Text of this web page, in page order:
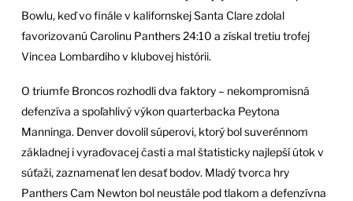
Bowlu, keď vo finále v kalifornskej Santa Clare zdolal
favorizovanú Carolinu Panthers 24:10 a získal tretiu trofej
Vincea Lombardiho v klubovej histórii.
O triumfe Broncos rozhodli dva faktory – nekompromisná
defenzíva a spoľahlivý výkon quarterbacka Peytona
Manninga. Denver dovolil súperovi, ktorý bol suverénnom
základnej i vyraďovacej časti a mal štatisticky najlepší útok v
súťaži, zaznamenať len desať bodov. Mladý tvorca hry
Panthers Cam Newton bol neustále pod tlakom a defenzívna